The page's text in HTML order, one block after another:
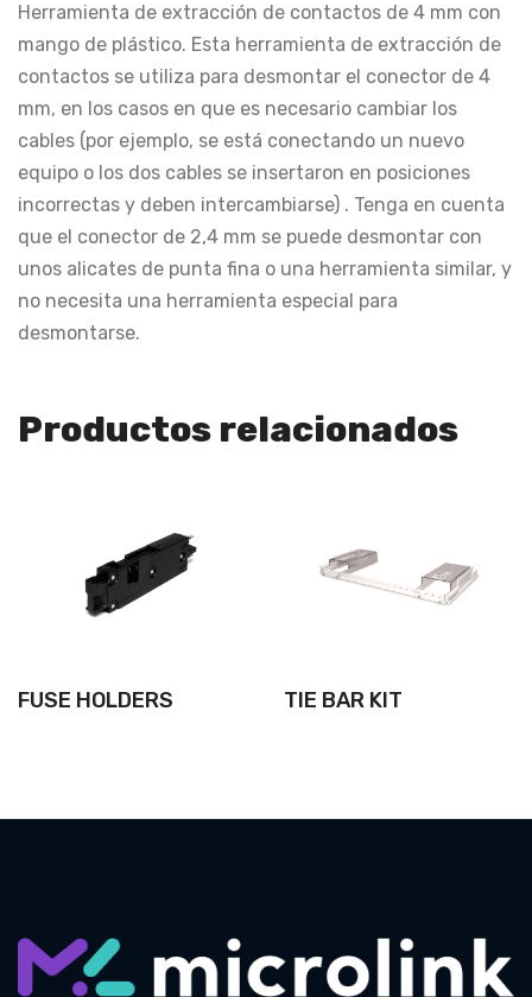
Herramienta de extracción de contactos de 4 mm con
mango de plástico. Esta herramienta de extracción de
contactos se utiliza para desmontar el conector de 4
mm, en los casos en que es necesario cambiar los
cables (por ejemplo, se está conectando un nuevo
equipo o los dos cables se insertaron en posiciones
incorrectas y deben intercambiarse) . Tenga en cuenta
que el conector de 2,4 mm se puede desmontar con
unos alicates de punta fina o una herramienta similar, y
no necesita una herramienta especial para
desmontarse.
Productos relacionados
FUSE HOLDERS TIE BAR KIT